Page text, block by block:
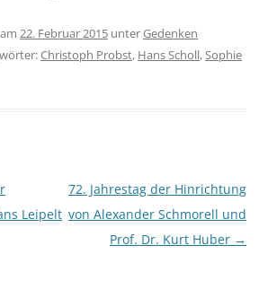
22. Februar 2015 unterGedenken
Christoph Probst, Hans Scholl,Sophie
Leipelt
72. Jahrestag der Hinrichtung
von Alexander Schmorell und
Prof. Dr. Kurt Huber →